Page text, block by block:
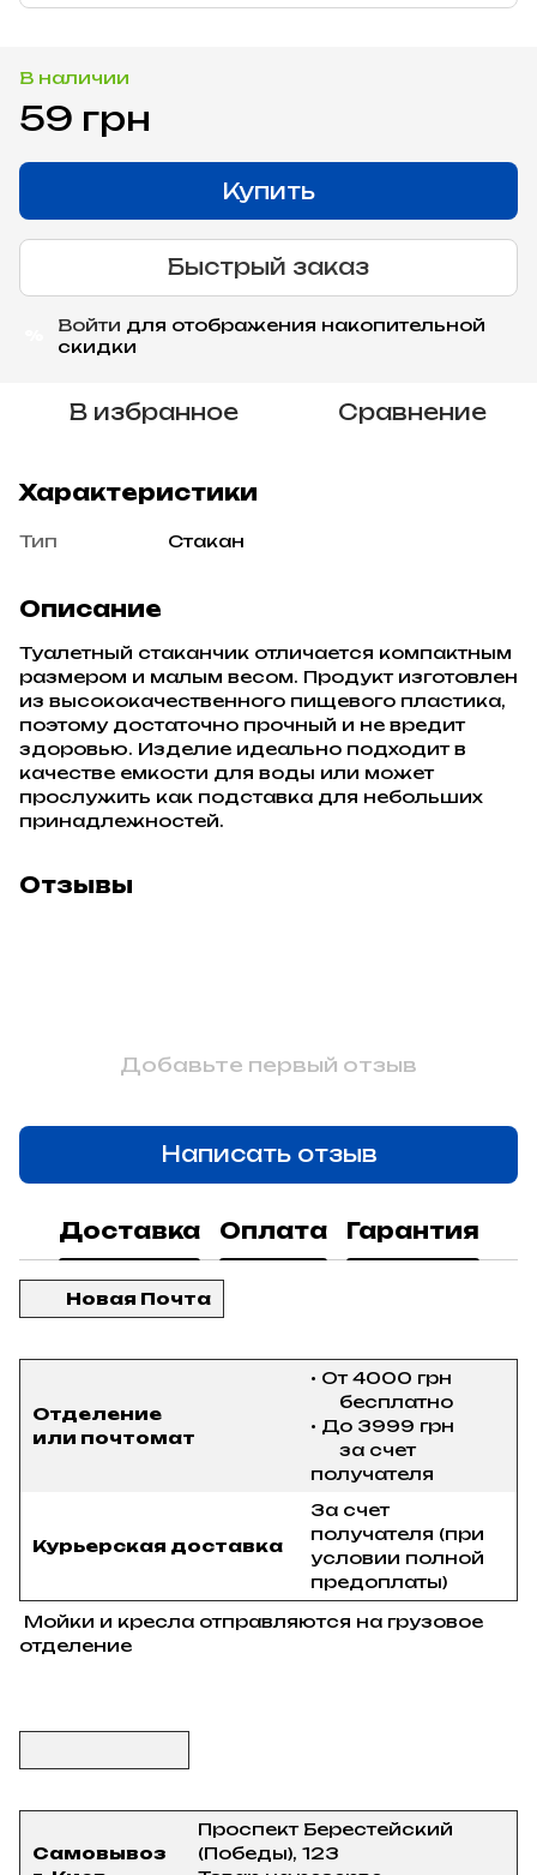
В наличии
59 грн
Купить
Быстрый заказ
Войти для отображения накопительной
скидки
В избранное Сравнение
Характеристики
Тип Стакан
Описание
Туалетный стаканчик отличается компактным
размером и малым весом. Продукт изготовлен
из высококачественного пищевого пластика,
поэтому достаточно прочный и не вредит
здоровью. Изделие идеально подходит в
качестве емкости для воды или может
прослужить как подставка для небольших
принадлежностей.
Отзывы
Добавьте первый отзыв
Написать отзыв
Доставка Оплата Гарантия
Новая Почта
Отделение
или почтомат
• От 4000 грн
бесплатно
• До 3999 грн
за счет
получателя
Курьерская доставка
За счет
получателя (при
условии полной
предоплаты)
Мойки и кресла отправляются на грузовое
отделение
Самовывоз
Проспект Берестейский
(Победы), 123